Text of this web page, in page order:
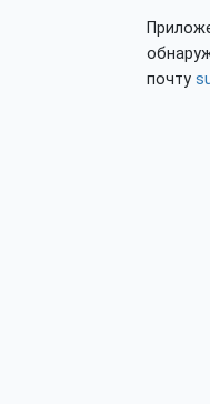
почту